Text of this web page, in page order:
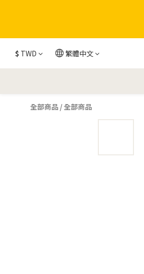
$ TWD 繁體中文
全部商品 /全部商品